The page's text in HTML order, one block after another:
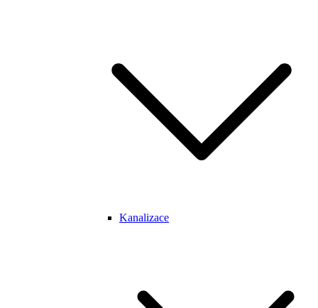
Kanalizace